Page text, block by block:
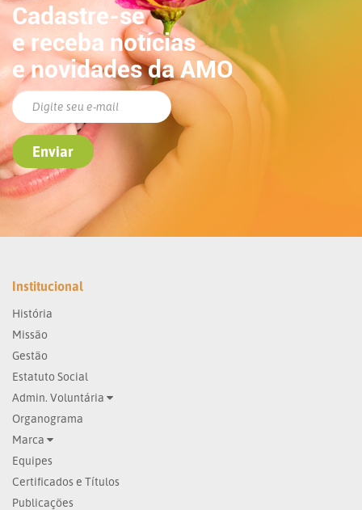
Cadastre-se
e receba notícias
e novidades da AMO
Institucional
História
Missão
Gestão
Estatuto Social
Admin. Voluntária
Organograma
Marca
Equipes
Certificados e Títulos
Publicações